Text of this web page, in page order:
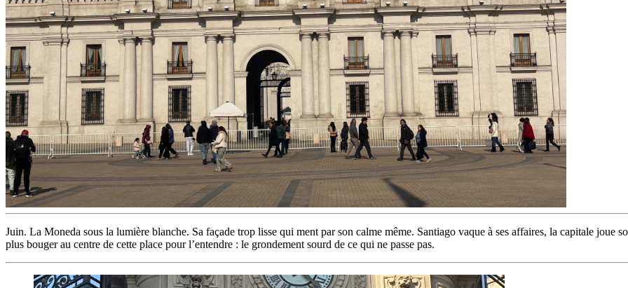
Juin. La Moneda sous la lumière blanche. Sa façade trop lisse qui ment par son calme même. Santiago vaque à ses affaires, la capitale joue
plus bouger au centre de cette place pour l’entendre : le grondement sourd de ce qui ne passe pas.